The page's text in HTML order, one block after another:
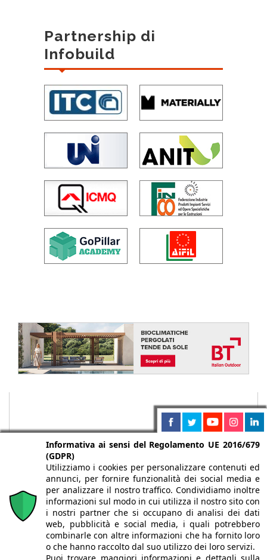
Partnership di
Infobuild
Chi siamo Autori Per la tua pubblicità
Iscriviti alla
newsletter
Informativa ai sensi del Regolamento UE 2016/679
(GDPR)
Utilizziamo i cookies per personalizzare contenuti ed
annunci, per fornire funzionalità dei social media e
per analizzare il nostro traffico. Condividiamo inoltre
informazioni sul modo in cui utilizza il nostro sito con
i nostri partner che si occupano di analisi dei dati
web, pubblicità e social media, i quali potrebbero
combinarle con altre informazioni che ha fornito loro
o che hanno raccolto dal suo utilizzo dei loro servizi.